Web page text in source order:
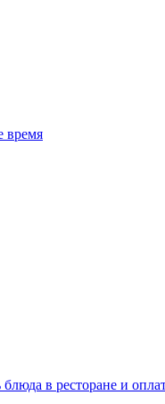
время
в ресторане и